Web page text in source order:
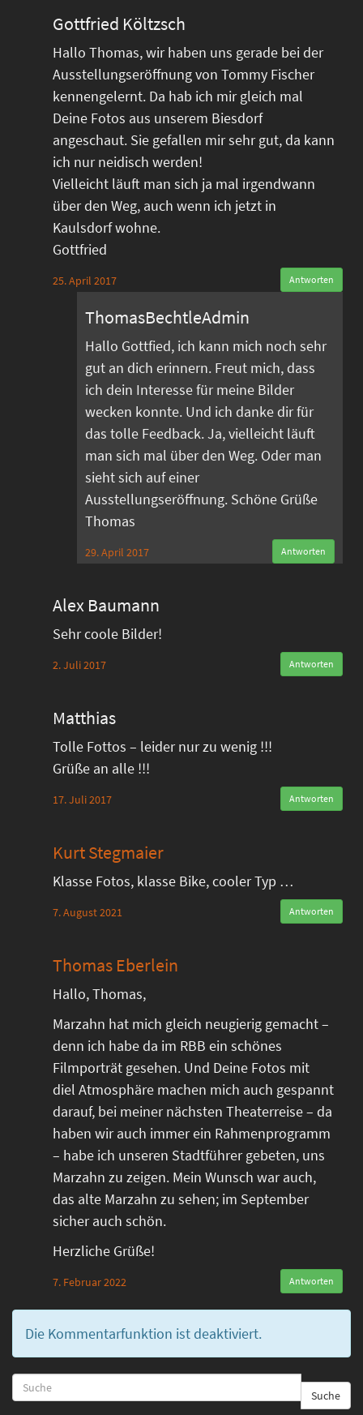
Gottfried Költzsch
Hallo Thomas, wir haben uns gerade bei der
Ausstellungseröffnung von Tommy Fischer
kennengelernt. Da hab ich mir gleich mal
Deine Fotos aus unserem Biesdorf
angeschaut. Sie gefallen mir sehr gut, da kann
ich nur neidisch werden!
Vielleicht läuft man sich ja mal irgendwann
über den Weg, auch wenn ich jetzt in
Kaulsdorf wohne.
Gottfried
25. April 2017 Antworten
ThomasBechtleAdmin
Hallo Gottfied, ich kann mich noch sehr
gut an dich erinnern. Freut mich, dass
ich dein Interesse für meine Bilder
wecken konnte. Und ich danke dir für
das tolle Feedback. Ja, vielleicht läuft
man sich mal über den Weg. Oder man
sieht sich auf einer
Ausstellungseröffnung. Schöne Grüße
Thomas
29. April 2017 Antworten
Alex Baumann
Sehr coole Bilder!
2. Juli 2017 Antworten
Matthias
Tolle Fottos – leider nur zu wenig !!!
Grüße an alle !!!
17. Juli 2017 Antworten
Kurt Stegmaier
Klasse Fotos, klasse Bike, cooler Typ …
7. August 2021 Antworten
Thomas Eberlein
Hallo, Thomas,
Marzahn hat mich gleich neugierig gemacht –
denn ich habe da im RBB ein schönes
Filmporträt gesehen. Und Deine Fotos mit
diel Atmosphäre machen mich auch gespannt
darauf, bei meiner nächsten Theaterreise – da
haben wir auch immer ein Rahmenprogramm
– habe ich unseren Stadtführer gebeten, uns
Marzahn zu zeigen. Mein Wunsch war auch,
das alte Marzahn zu sehen; im September
sicher auch schön.
Herzliche Grüße!
7. Februar 2022 Antworten
Die Kommentarfunktion ist deaktiviert.
Suche